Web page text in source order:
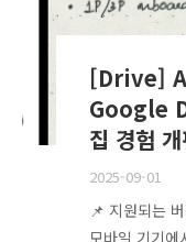
[Drive]
Google
집 경험
2025-09-01
📌 지원되는